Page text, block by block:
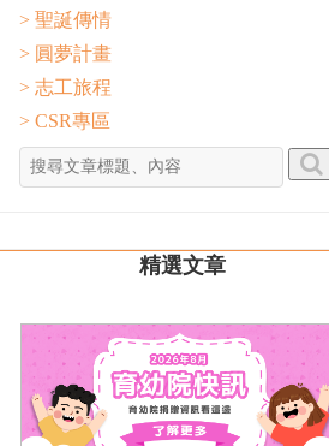
> 聖誕傳情
> 圓夢計畫
> 志工旅程
> CSR專區
精選文章